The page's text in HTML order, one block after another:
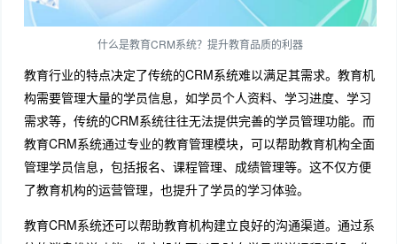
什么是教育CRM系统？提升教育品质的利器
教育行业的特点决定了传统的CRM系统难以满足其需求。教育机
构需要管理大量的学员信息，如学员个人资料、学习进度、学习
需求等，传统的CRM系统往往无法提供完善的学员管理功能。而
教育CRM系统通过专业的教育管理模块，可以帮助教育机构全面
管理学员信息，包括报名、课程管理、成绩管理等。这不仅方便
了教育机构的运营管理，也提升了学员的学习体验。
教育CRM系统还可以帮助教育机构建立良好的沟通渠道。通过系